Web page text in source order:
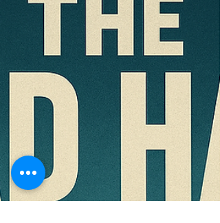
ム姿勢保持で極める体幹王
への道！深いきついやり方
体幹王への道！それは腕立て伏せの始まり
姿勢であり終わりの姿勢「ストレートアー
プランク（ハイプランク）」の正しい姿勢
ォーム保持を極めること！ストレートアー
プランク(男子/女子)のギネス世界記録と
ランクのギネス世界記録の比較。女性の世
記録が男性の世界記録を上回っている珍現
（静的プランク）×（動的プッシュアップ
の協調を磨け相乗効果が出る最強の組合せ